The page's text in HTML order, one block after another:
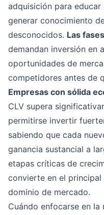
adquisición para
generar conocimiento
desconocidos. Las
demandan inversión en
oportunidades de
competidores antes de
Empresas con sólida
CLV supera
permitirse invertir
sabiendo que cada
ganancia sustancial a
etapas críticas de
convierte en el
dominio de mercado.
Cuándo enfocarse en